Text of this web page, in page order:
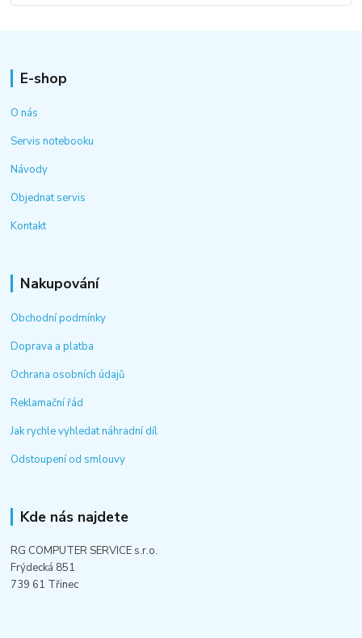
E-shop
O nás
Servis notebooku
Návody
Objednat servis
Kontakt
Nakupování
Obchodní podmínky
Doprava a platba
Ochrana osobních údajů
Reklamační řád
Jak rychle vyhledat náhradní díl
Odstoupení od smlouvy
Kde nás najdete
RG COMPUTER SERVICE s.r.o.
Frýdecká 851
739 61 Třinec